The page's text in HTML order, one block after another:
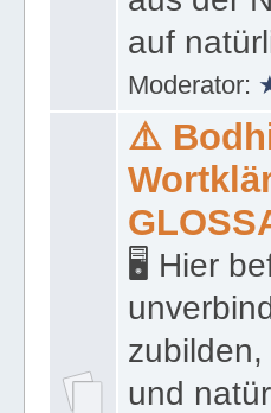
auf
Moderator:
⚠️
🖥 Hier
und